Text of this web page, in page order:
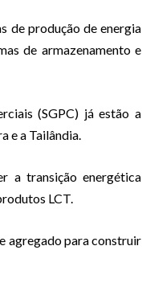
de produção de energia
de armazenamento e
(SGPC) já estão a
e a Tailândia.
a transição energética
LCT.
agregado para construir